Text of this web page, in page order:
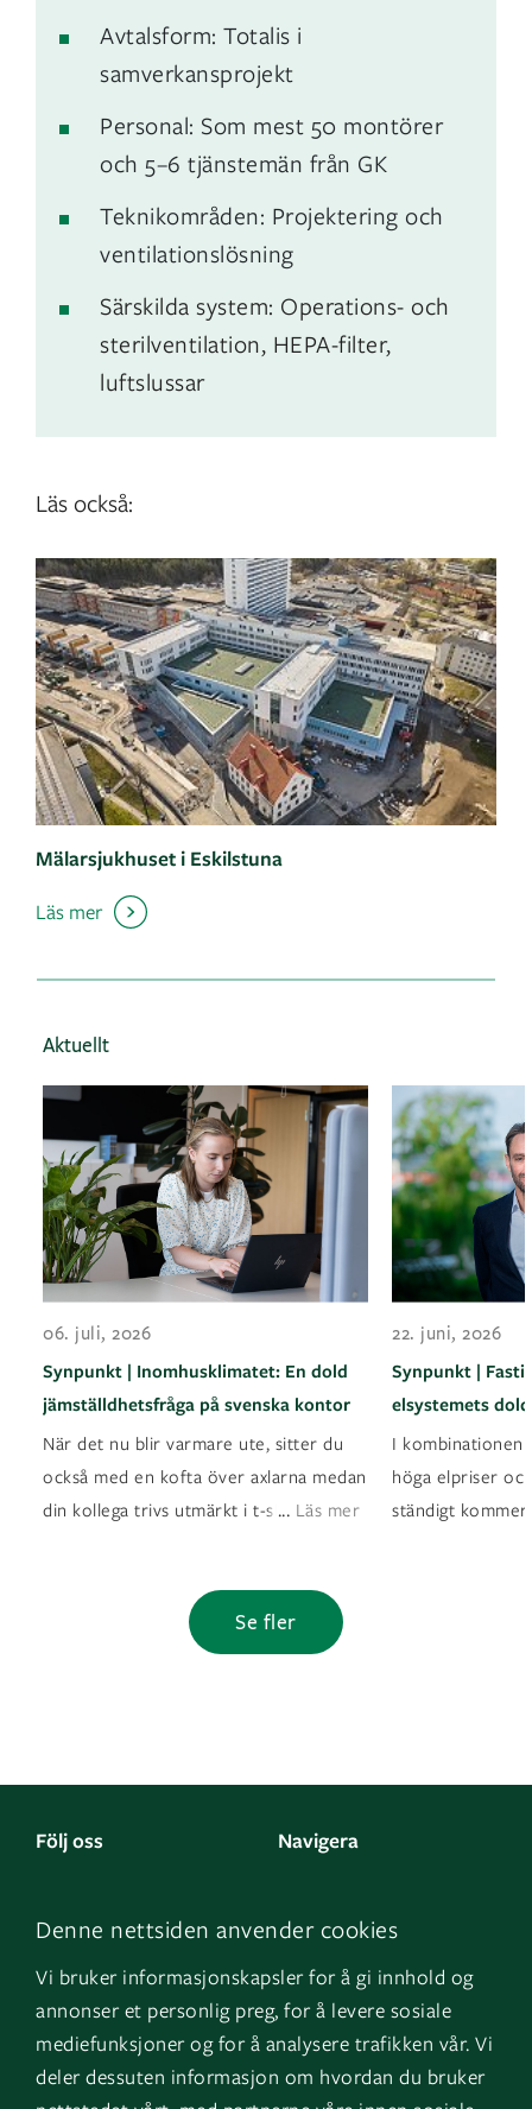
Denne nettsiden anvender cookies
Vi bruker informasjonskapsler for å gi innhold og
annonser et personlig preg, for å levere sosiale
mediefunksjoner og for å analysere trafikken vår. Vi
deler dessuten informasjon om hvordan du bruker
Avtalsform: Totalis i
samverkansprojekt
Personal: Som mest 50 montörer
och 5–6 tjänstemän från GK
Teknikområden: Projektering och
ventilationslösning
Särskilda system: Operations- och
sterilventilation, HEPA-filter,
luftslussar
Läs också:
Mälarsjukhuset i Eskilstuna
Läs mer
Aktuellt
06. juli, 2026
Synpunkt | Inomhusklimatet: En dold
jämställdhetsfråga på svenska kontor
När det nu blir varmare ute, sitter du
också med en kofta över axlarna medan
din kollega trivs utmärkt i t-shirt? Det ä
... Läs mer
22. juni, 2026
Synpunkt |
elsystemets
I kombinationen
höga elpriser
ständigt
Se fler
Följ oss
LinkedIn
Instagram
YouTube
Navigera
Om oss
GK Norge
GK Danmark